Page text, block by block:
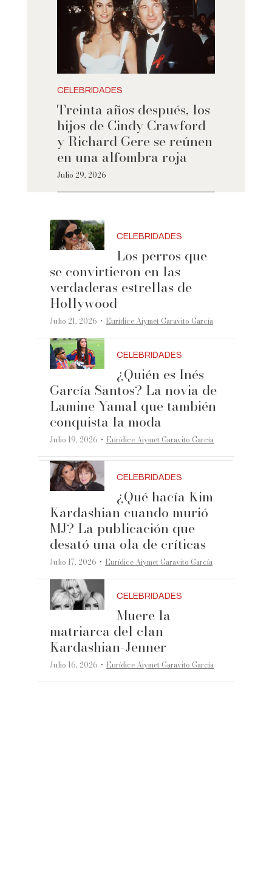
CELEBRIDADES
Treinta años después, los
hijos de Cindy Crawford
y Richard Gere se reúnen
en una alfombra roja
Julio 29, 2026
CELEBRIDADES
Los perros que
se convirtieron en las
verdaderas estrellas de
Hollywood
Julio 21, 2026 ·Eurídice Aiymet Garavito García
CELEBRIDADES
¿Quién es Inés
García Santos? La novia de
Lamine Yamal que también
conquista la moda
Julio 19, 2026 ·Eurídice Aiymet Garavito García
CELEBRIDADES
¿Qué hacía Kim
Kardashian cuando murió
MJ? La publicación que
desató una ola de críticas
Julio 17, 2026 ·Eurídice Aiymet Garavito García
CELEBRIDADES
Muere la
matriarca del clan
Kardashian-Jenner
Julio 16, 2026 ·Eurídice Aiymet Garavito García